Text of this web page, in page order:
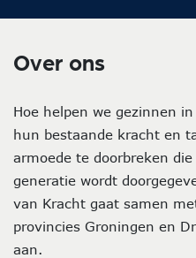
Over ons
Hoe helpen we gezinnen
hun bestaande kracht en
armoede te doorbreken
generatie wordt
van Kracht gaat samen
provincies Groningen en
aan.